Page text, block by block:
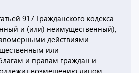
917 Гражданского кодекса
и (или) неимущественный),
действиями
или
и правам граждан и
возмещению лицом,